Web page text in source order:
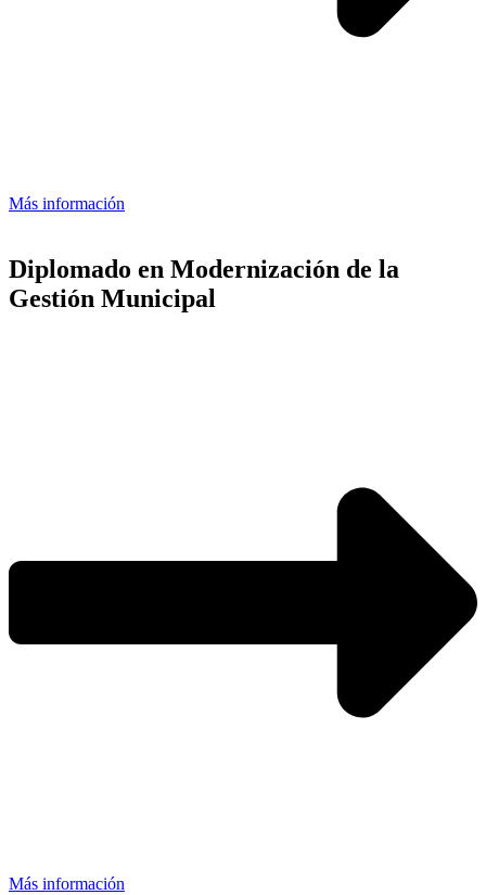
Más información
Diplomado en Modernización de la
Gestión Municipal
Más información